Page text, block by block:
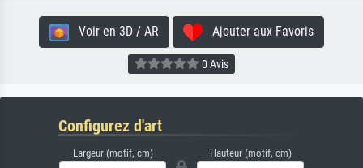
Voir en 3D / AR Ajouter aux Favoris
0 Avis
Configurez d'art
Largeur (motif, cm) Hauteur (motif, cm)